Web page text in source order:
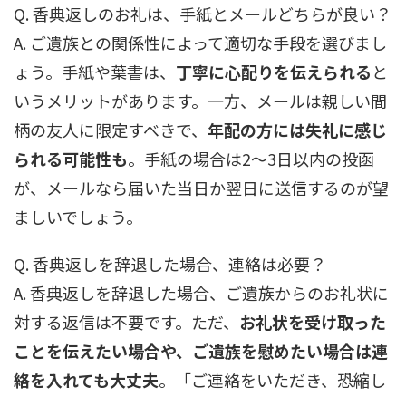
Q. 香典返しのお礼は、手紙とメールどちらが良い？
A. ご遺族との関係性によって適切な手段を選びまし
ょう。手紙や葉書は、 丁寧に心配りを伝えられると
いうメリットがあります。一方、メールは親しい間
柄の友人に限定すべきで、 年配の方には失礼に感じ
られる可能性も。手紙の場合は2～3日以内の投函
が、メールなら届いた当日か翌日に送信するのが望
ましいでしょう。
Q. 香典返しを辞退した場合、連絡は必要？
A. 香典返しを辞退した場合、ご遺族からのお礼状に
対する返信は不要です。ただ、 お礼状を受け取った
ことを伝えたい場合や、ご遺族を慰めたい場合は連
絡を入れても大丈夫。「ご連絡をいただき、恐縮し